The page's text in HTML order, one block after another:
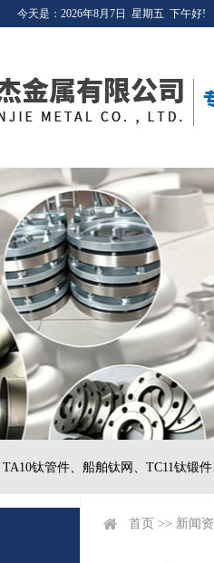
今天是： 2026年8月7日 星期五 下午好!
TA10钛管件、 船舶钛网、 TC11钛锻
首页 >> 新闻